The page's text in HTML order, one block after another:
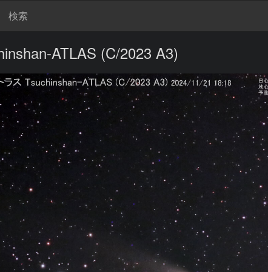
検索
ATLAS (C/2023 A3)